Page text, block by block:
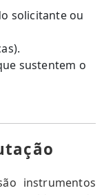
solicitante ou
sustentem o
instrumentos